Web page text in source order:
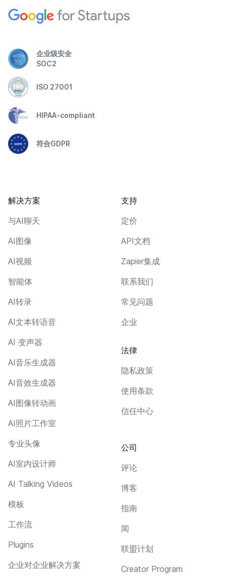
企业级安全
SOC2
ISO 27001
HIPAA-compliant
符合GDPR
解决方案
与AI聊天
AI图像
AI视频
智能体
AI转录
AI文本转语音
AI 变声器
AI音乐生成器
AI音效生成器
AI图像转动画
AI照片工作室
专业头像
AI室内设计师
AI Talking Videos
模板
工作流
Plugins
企业对企业解决方案
支持
定价
API文档
Zapier集成
联系我们
常见问题
企业
法律
隐私政策
使用条款
信任中心
公司
评论
博客
指南
闻
联盟计划
Creator Program